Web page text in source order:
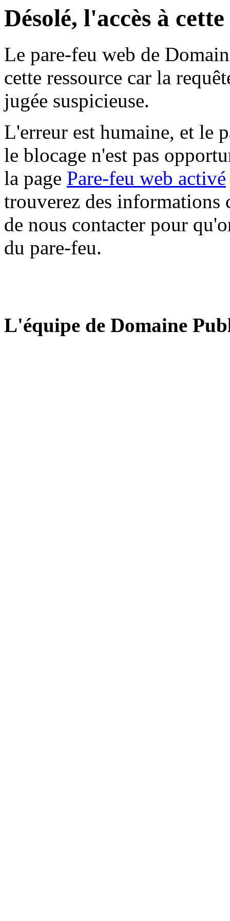
Désolé, l'accès à
Le pare-feu web de
cette ressource car la
jugée suspicieuse.
L'erreur est humaine, et le
le blocage n'est pas
la page Pare-feu web activé
trouverez des informations
de nous contacter pour
du pare-feu.
L'équipe de Domaine